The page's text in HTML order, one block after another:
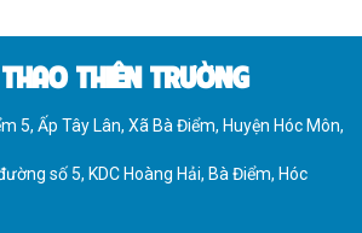
THIÊN TRƯỜNG
5, Ấp Tây Lân, Xã Bà Điểm, Huyện Hóc Môn,
số 5, KDC Hoàng Hải, Bà Điểm, Hóc